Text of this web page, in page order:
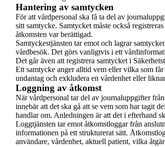
Hantering av samtycken
För att vårdpersonal ska få ta del av
sitt samtycke. Samtycket måste också
åtkomsten var berättigad.
Samtyckestjänsten tar emot och lagrar
vårdbesök. Det görs vanligtvis i ett
Det går även att registrera samtycket i
Ett samtycke anger alltid vem eller vilka som
undantag och exkludera en vårdenhet eller
Loggning av åtkomst
När vårdpersonal tar del av journaluppgifter
innebär att det ska gå att se vem som har tagit
handlar om. Anledningen är att det i efterhand
Loggtjänsten tar emot åtkomstloggar från
informationen på ett strukturerat sätt.
användare, vårdenhet, aktuell patient, vilka